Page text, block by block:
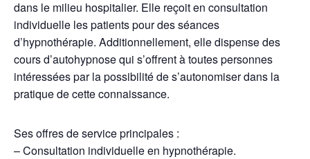
dans le milieu hospitalier. Elle reçoit en consultation
individuelle les patients pour des séances
d’hypnothérapie. Additionnellement, elle dispense des
cours d’autohypnose qui s’offrent à toutes personnes
intéressées par la possibilité de s’autonomiser dans la
pratique de cette connaissance.
Ses offres de service principales :
– Consultation individuelle en hypnothérapie.